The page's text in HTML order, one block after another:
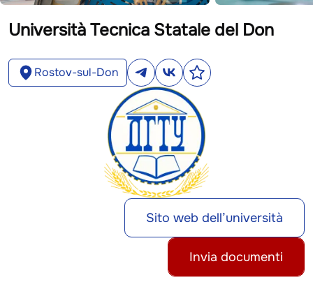
Università Tecnica Statale del Don
Rostov-sul-Don
Sito web dell’università
Invia documenti